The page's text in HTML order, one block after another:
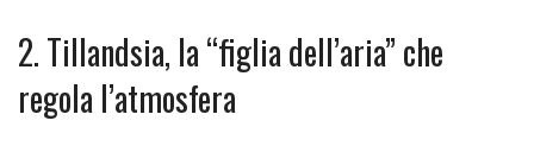
2. Tillandsia, la “figlia dell’aria” che
regola l’atmosfera